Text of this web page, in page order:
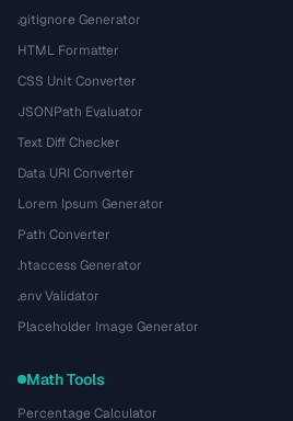
.gitignore Generator
HTML Formatter
CSS Unit Converter
JSONPath Evaluator
Text Diff Checker
Data URI Converter
Lorem Ipsum Generator
Path Converter
.htaccess Generator
.env Validator
Placeholder Image Generator
Math Tools
Percentage Calculator